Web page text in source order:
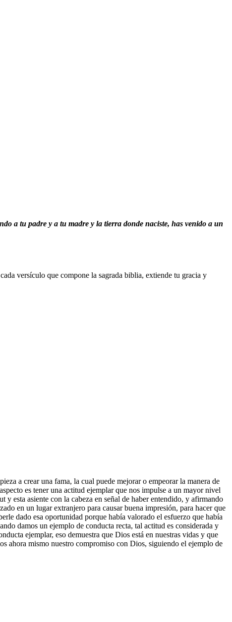
a tu padre y a tu madre y la tierra donde naciste, has venido a un
versículo que compone la sagrada biblia, extiende tu gracia y
a crear una fama, la cual puede mejorar o empeorar la manera de
es tener una actitud ejemplar que nos impulse a un mayor nivel
esta asiente con la cabeza en señal de haber entendido, y afirmando
en un lugar extranjero para causar buena impresión, para hacer que
dado esa oportunidad porque había valorado el esfuerzo que había
damos un ejemplo de conducta recta, tal actitud es considerada y
ejemplar, eso demuestra que Dios está en nuestras vidas y que
ahora mismo nuestro compromiso con Dios, siguiendo el ejemplo de